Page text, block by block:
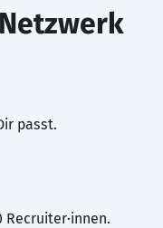
passt.